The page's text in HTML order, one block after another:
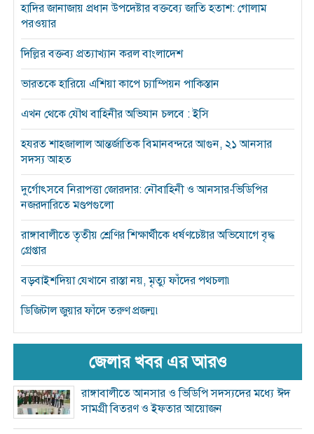
হাদির জানাজায় প্রধান উপদেষ্টার বক্তব্যে জাতি হতাশ: গোলাম
পরওয়ার
দিল্লির বক্তব্য প্রত্যাখ্যান করল বাংলাদেশ
ভারতকে হারিয়ে এশিয়া কাপে চ্যাম্পিয়ন পাকিস্তান
এখন থেকে যৌথ বাহিনীর অভিযান চলবে : ইসি
হযরত শাহজালাল আন্তর্জাতিক বিমানবন্দরে আগুন, ২১ আনসার
সদস্য আহত
দুর্গোৎসবে নিরাপত্তা জোরদার: নৌবাহিনী ও আনসার-ভিডিপির
নজরদারিতে মণ্ডপগুলো
রাঙ্গাবালীতে তৃতীয় শ্রেণির শিক্ষার্থীকে ধর্ষণচেষ্টার অভিযোগে বৃদ্ধ
গ্রেপ্তার
বড়বাইশদিয়া যেখানে রাস্তা নয়, মৃত্যু ফাঁদের পথচলা৷
ডিজিটাল জুয়ার ফাঁদে তরুণ প্রজন্ম৷
জেলার খবর এর আরও
রাঙ্গাবালীতে আনসার ও ভিডিপি সদস্যদের মধ্যে ঈদ
সামগ্রী বিতরণ ও ইফতার আয়োজন